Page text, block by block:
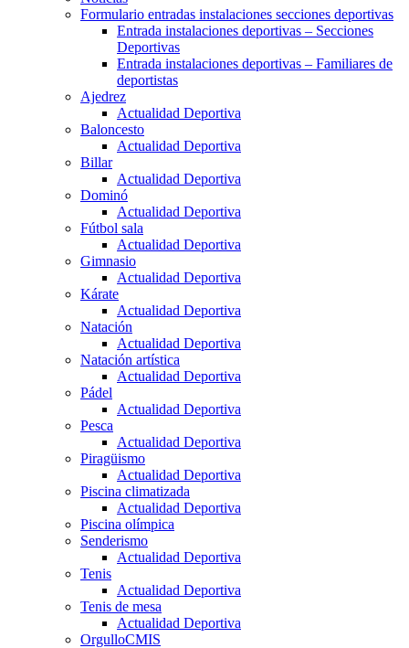
Formulario entradas instalaciones secciones deportivas
Entrada instalaciones deportivas – Secciones
Deportivas
Entrada instalaciones deportivas – Familiares de
deportistas
Ajedrez
Actualidad Deportiva
Baloncesto
Actualidad Deportiva
Billar
Actualidad Deportiva
Dominó
Actualidad Deportiva
Fútbol sala
Actualidad Deportiva
Gimnasio
Actualidad Deportiva
Kárate
Actualidad Deportiva
Natación
Actualidad Deportiva
Natación artística
Actualidad Deportiva
Pádel
Actualidad Deportiva
Pesca
Actualidad Deportiva
Piragüismo
Actualidad Deportiva
Piscina climatizada
Actualidad Deportiva
Piscina olímpica
Senderismo
Actualidad Deportiva
Tenis
Actualidad Deportiva
Tenis de mesa
Actualidad Deportiva
OrgulloCMIS